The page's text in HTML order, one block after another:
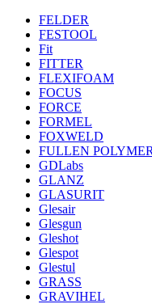
FELDER
FESTOOL
Fit
FITTER
FLEXIFOAM
FOCUS
FORCE
FORMEL
FOXWELD
FULLEN POLYMER
GDLabs
GLANZ
GLASURIT
Glesair
Glesgun
Gleshot
Glespot
Glestul
GRASS
GRAVIHEL